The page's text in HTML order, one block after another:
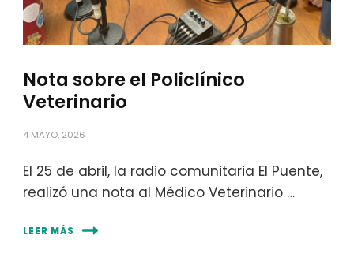
Nota sobre el Policlínico
Veterinario
4 MAYO, 2026
El 25 de abril, la radio comunitaria El Puente,
realizó una nota al Médico Veterinario …
LEER MÁS